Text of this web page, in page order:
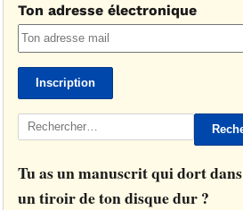
Ton adresse électronique
Rechercher :
Tu as un manuscrit qui dort dans
un tiroir de ton disque dur ?